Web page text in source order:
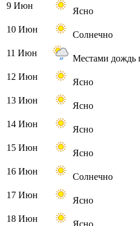
9 Июн
Ясно
10 Июн
Солнечно
11 Июн
Местами дождь
12 Июн
Ясно
13 Июн
Ясно
14 Июн
Ясно
15 Июн
Ясно
16 Июн
Солнечно
17 Июн
Ясно
18 Июн
Ясно